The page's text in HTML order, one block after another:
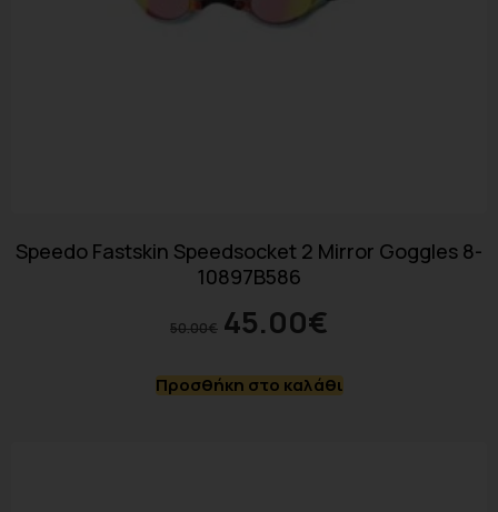
Speedo Fastskin Speedsocket 2 Mirror Goggles 8-
10897B586
50.00€ 45.00€
Προσθήκη στο καλάθι